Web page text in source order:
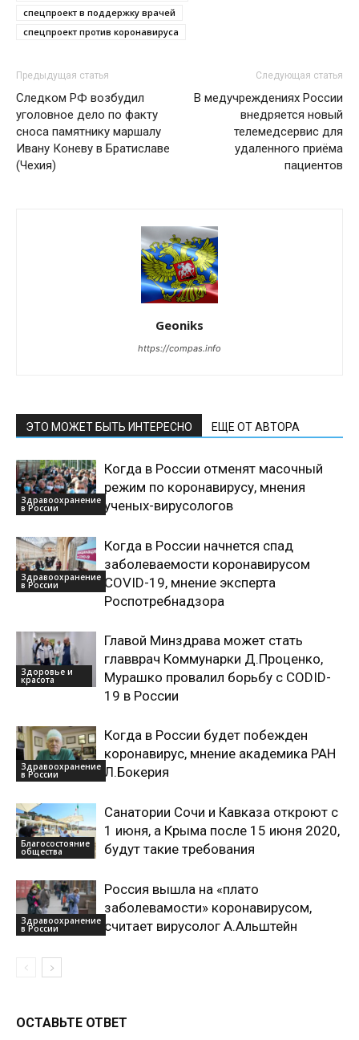
спецпроект в поддержку врачей
спецпроект против коронавируса
Предыдущая статья
Следком РФ возбудил
уголовное дело по факту
сноса памятнику маршалу
Ивану Коневу в Братиславе
(Чехия)
Следующая статья
В медучреждениях России
внедряется новый
телемедсервис для
удаленного приёма
пациентов
Geoniks
https://compas.info
ЭТО МОЖЕТ БЫТЬ ИНТЕРЕСНО ЕЩЕ ОТ АВТОРА
Здравоохранение
в России
Когда в России отменят масочный
режим по коронавирусу, мнения
ученых-вирусологов
Здравоохранение
в России
Когда в России начнется спад
заболеваемости коронавирусом
COVID-19, мнение эксперта
Роспотребнадзора
Здоровье и
красота
Главой Минздрава может стать
главврач Коммунарки Д.Проценко,
Мурашко провалил борьбу с CODID-
19 в России
Здравоохранение
в России
Когда в России будет побежден
коронавирус, мнение академика РАН
Л.Бокерия
Благосостояние
общества
Санатории Сочи и Кавказа откроют с
1 июня, а Крыма после 15 июня 2020,
будут такие требования
Здравоохранение
в России
Россия вышла на «плато
заболевамости» коронавирусом,
считает вирусолог А.Альштейн
ОСТАВЬТЕ ОТВЕТ